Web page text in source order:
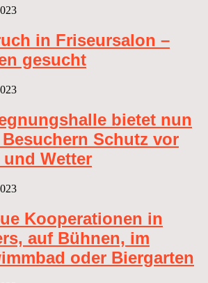
in Friseursalon –
gesucht
bietet nun
Schutz vor
Wetter
Kooperationen in
auf Bühnen, im
oder Biergarten